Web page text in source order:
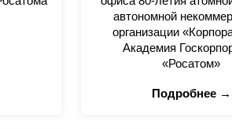
автономной
организации
Академия
«Росатом»
Подробнее →